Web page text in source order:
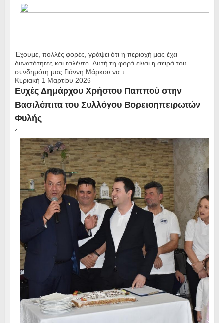
Έχουμε, πολλές φορές, γράψει ότι η περιοχή μας έχει
δυνατότητες και ταλέντο. Αυτή τη φορά είναι η σειρά του
συνδημότη μας Γιάννη Μάρκου να τ...
Κυριακή 1 Μαρτίου 2026
Ευχές Δημάρχου Χρήστου Παππού στην
Βασιλόπιτα του Συλλόγου Βορειοηπειρωτών
Φυλής
›